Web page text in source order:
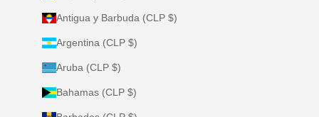
Antigua y Barbuda (CLP $)
Argentina (CLP $)
Aruba (CLP $)
Bahamas (CLP $)